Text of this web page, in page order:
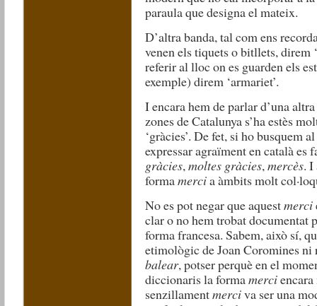
paraula que designa el mateix.
D’altra banda, tal com ens
venen els tiquets o bitllets, direm
referir al lloc on es guarden els
exemple) direm ‘armariet’.
I encara hem de parlar d’una
zones de Catalunya s’ha estès
‘gràcies’. De fet, si ho busquem
expressar agraïment en català es
gràcies,moltes gràcies,mercès. I
formamercia àmbits molt
No es pot negar que aquestmerci
clar o no hem trobat documentat
forma francesa. Sabem, això sí,
etimològic de Joan Coromines
balear, potser perquè en el
diccionaris la formamerci
senzillamentmerciva ser una